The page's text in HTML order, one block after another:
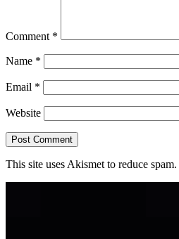
Comment *
Name *
Email *
Website
This site uses Akismet to reduce spam.